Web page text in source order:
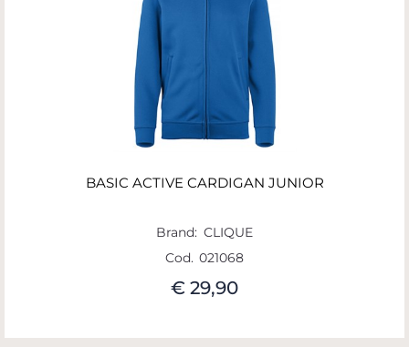
BASIC ACTIVE CARDIGAN JUNIOR
Brand: CLIQUE
Cod. 021068
€ 29,90